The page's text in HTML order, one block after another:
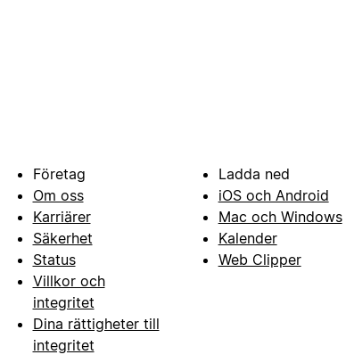
Företag
Om oss
Karriärer
Säkerhet
Status
Villkor och
integritet
Dina rättigheter till
integritet
Ladda ned
iOS och Android
Mac och Windows
Kalender
Web Clipper